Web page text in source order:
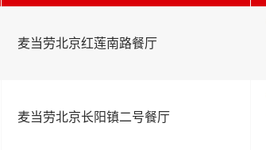
麦当劳北京红莲南路餐厅
麦当劳北京长阳镇二号餐厅